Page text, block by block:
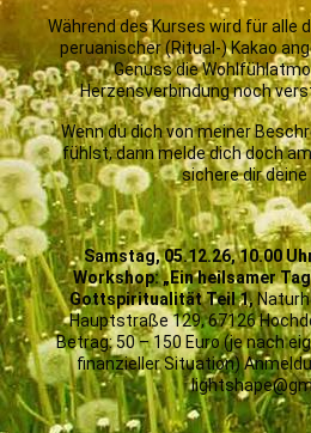
Während des Kurses wird für alle
peruanischer (Ritual-) Kakao
Genuss die
Herzensverbindung noch
Wenn du dich von meiner
fühlst, dann melde dich doch
sichere dir deine
Samstag, 05.12.26, 10.00
Workshop: „Ein heilsamer
Gottspiritualität Teil 1,
Hauptstraße 129, 67126
Betrag: 50 – 150 Euro (je nach
finanzieller Situation)